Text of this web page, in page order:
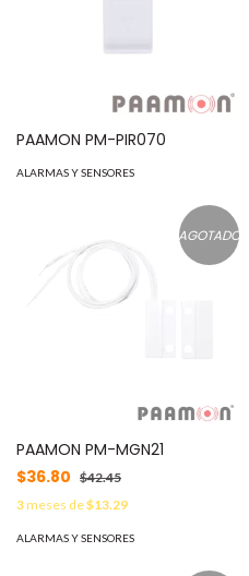
PAAMON PM-PIR070
ALARMAS Y SENSORES
AGOTADO
PAAMON PM-MGN21
$36.80 $42.45
3meses de$13.29
ALARMAS Y SENSORES